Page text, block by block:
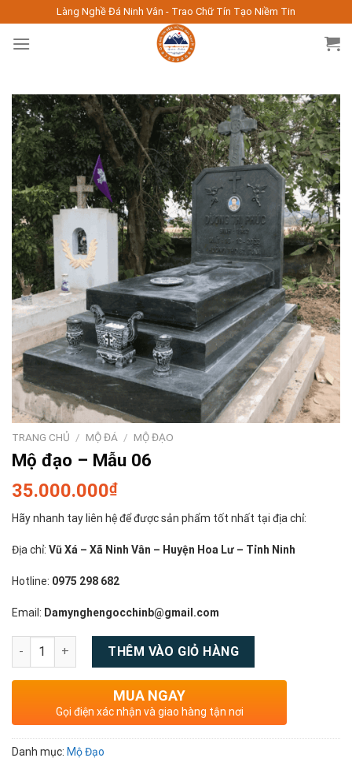
to
content
Làng Nghề Đá Ninh Vân - Trao Chữ Tín Tạo Niềm Tin
TRANG CHỦ / MỘ ĐÁ / MỘ ĐẠO
Mộ đạo – Mẫu 06
35.000.000₫
Hãy nhanh tay liên hệ để được sản phẩm tốt nhất tại địa chỉ:
Địa chỉ: Vũ Xá – Xã Ninh Vân – Huyện Hoa Lư – Tỉnh Ninh
Hotline: 0975 298 682
Email: Damynghengocchinb@gmail.com
Số lượng THÊM VÀO GIỎ HÀNG
MUA NGAY
Gọi điện xác nhận và giao hàng tận nơi
Danh mục: Mộ Đạo